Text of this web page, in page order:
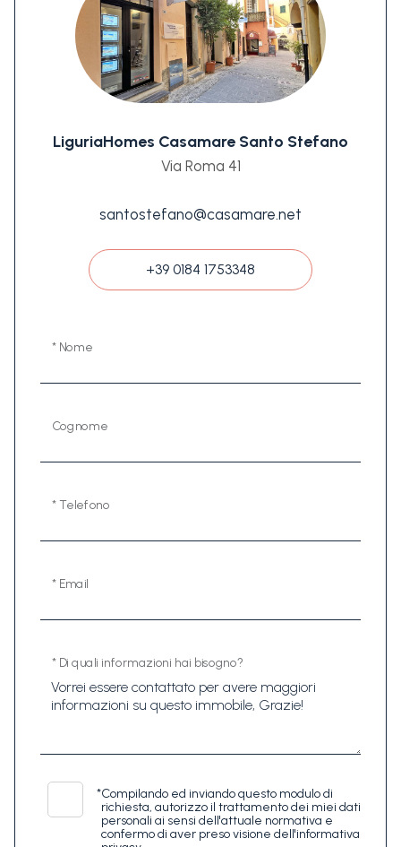
LiguriaHomes Casamare Santo Stefano
Via Roma 41
santostefano@casamare.net
+39 0184 1753348
* Nome
Cognome
* Telefono
* Email
* Di quali informazioni hai bisogno?
*Compilando ed inviando questo modulo di
richiesta, autorizzo il trattamento dei miei dati
personali ai sensi dell'attuale normativa e
confermo di aver preso visione dell'informativa